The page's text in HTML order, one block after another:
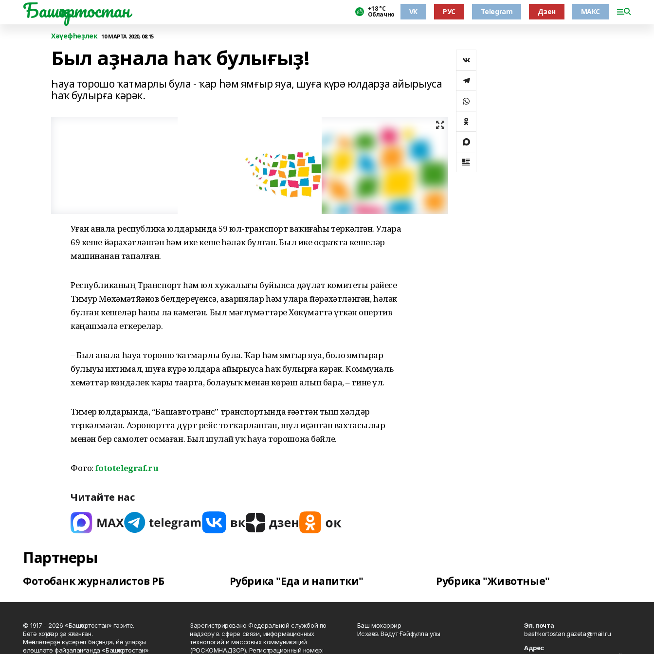
Башҡортостан +18 °С
Облачно VK РУС Telegram Дзен МАКС
Хәүефһеҙлек 10 МАРТА 2020, 08:15
Был аҙнала һаҡ булығыҙ!
Һауа торошо ҡатмарлы була - ҡар һәм ямғыр яуа, шуға күрә юлдарҙа айырыуса
һаҡ булырға кәрәк.
Уҙған аҙнала республика юлдарында 59 юл-транспорт ваҡиғаһы теркәлгән. Уларҙа
69 кеше йәрәхәтләнгән һәм ике кеше һәләк булған. Был ике осраҡта кешеләр
машинанан тапалған.
Республиканың Транспорт һәм юл хужалығы буйынса дәүләт комитеты рәйесе
Тимур Мөхәмәтйәнов белдереүенсә, авариялар һәм уларҙа йәрәхәтләнгән, һәләк
булған кешеләр һаны ла кәмегән. Был мәғлүмәттәрҙе Хөкүмәттә үткән опертив
кәңәшмәлә еткерҙеләр.
– Был аҙнала һауа торошо ҡатмарлы була. Ҡар һәм ямғыр яуа, боҙло ямғырҙар
булыуы ихтимал, шуға күрә юлдарҙа айырыуса һаҡ булырға кәрәк. Коммуналь
хеҙмәттәр көндәлек ҡарҙы таҙарта, боҙлауыҡ менән көрәш алып бара, – тине ул.
Тимер юлдарында, “Башавтотранс” транспортында ғәҙәттән тыш хәлдәр
теркәлмәгән. Аэропортта дүрт рейс тотҡарланған, шул иҫәптән вахтасылыр
менән бер самолет осмаған. Был шулай уҡ һауа торошона бәйле.
Фото: fototelegraf.ru
Читайте нас
Партнеры
Фотобанк журналистов РБ Рубрика "Еда и напитки" Рубрика "Животные"
© 1917 - 2026 «Башҡортостан» гәзите.
Бөтә хоҡуҡтар ҙа яҡланған.
Мәҡәләләрҙе күсереп баҫҡанда, йә уларҙы
өлөшләтә файҙаланғанда «Башҡортостан»
Зарегистрировано Федеральной службой по
надзору в сфере связи, информационных
технологий и массовых коммуникаций
(РОСКОМНАДЗОР). Регистрационный номер:
Баш мөхәррир
Исхаҡов Вәдүт Ғәйфулла улы
Эл. почта
bashkortostan.gazeta@mail.ru
Адрес